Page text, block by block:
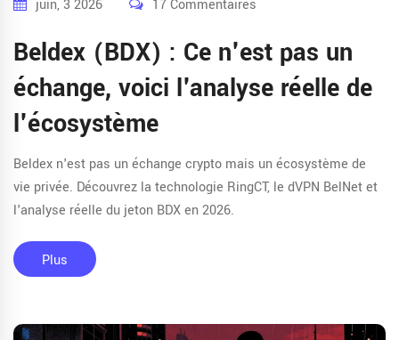
juin, 3 2026 17 Commentaires
Beldex (BDX) : Ce n'est pas un
échange, voici l'analyse réelle de
l'écosystème
Beldex n'est pas un échange crypto mais un écosystème de
vie privée. Découvrez la technologie RingCT, le dVPN BelNet et
l'analyse réelle du jeton BDX en 2026.
Plus